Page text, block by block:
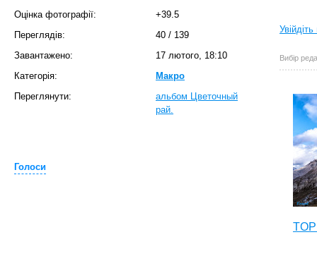
Оцінка фотографії:
+39.5
Переглядів:
40 / 139
Завантажено:
17 лютого, 18:10
Категорія:
Макро
Переглянути:
альбом Цветочный
рай.
Голоси
Вибір